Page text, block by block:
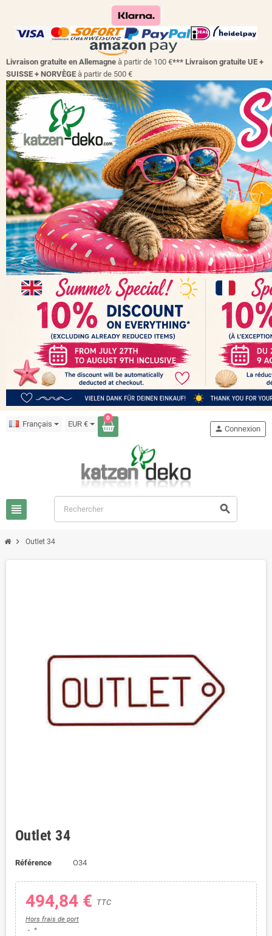
Livraison gratuite en Allemagne à partir de 100 €*** Livraison gratuite UE +
SUISSE + NORVÈGE à partir de 500 €
Français EUR €
0
view_headline search
person Connexion
chevron_right Outlet 34
Outlet 34
Référence O34
494,84 € TTC
Hors frais de port
*